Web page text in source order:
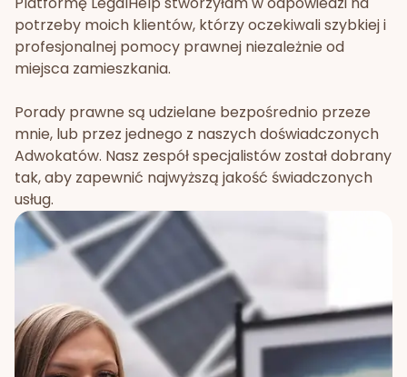
potrzeby moich klientów, którzy oczekiwali szybkiej i
profesjonalnej pomocy prawnej niezależnie od
miejsca zamieszkania.
Porady prawne są udzielane bezpośrednio przeze
mnie, lub przez jednego z naszych doświadczonych
Adwokatów. Nasz zespół specjalistów został dobrany
tak, aby zapewnić najwyższą jakość świadczonych
usług.